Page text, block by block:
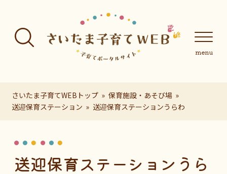
さいたま子育てWEBトップ
保育施設・あそび場
送迎保育ステーション
送迎保育ステーションうらわ
送迎保育ステーションうら